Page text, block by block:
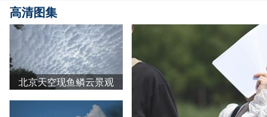
高清图集
北京天空现鱼鳞云景观